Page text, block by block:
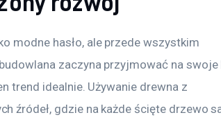
modne hasło, ale przede wszystkim
zaczyna przyjmować na swoje
trend idealnie. Używanie drewna z
źródeł, gdzie na każde ścięte drzewo